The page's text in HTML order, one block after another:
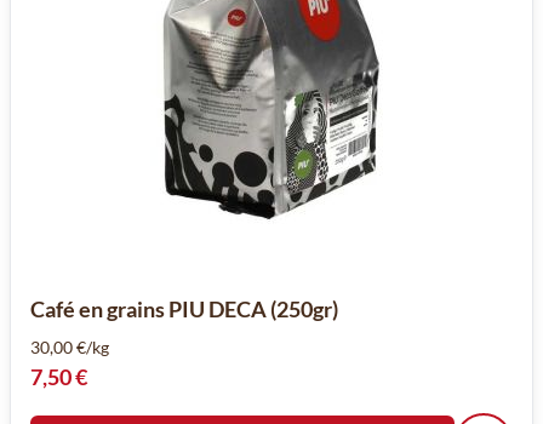
Café en grains PIU DECA (250gr)
30,00 €/kg
7,50 €